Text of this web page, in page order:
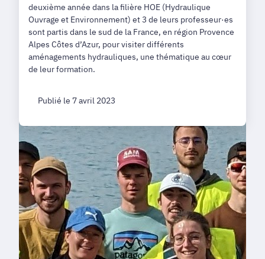
deuxième année dans la filière HOE (Hydraulique
Ouvrage et Environnement) et 3 de leurs professeur·es
sont partis dans le sud de la France, en région Provence
Alpes Côtes d’Azur, pour visiter différents
aménagements hydrauliques, une thématique au cœur
de leur formation.
Publié le 7 avril 2023